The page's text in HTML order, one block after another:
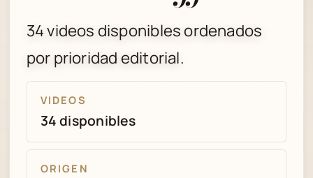
34 videos disponibles ordenados
por prioridad editorial.
VIDEOS
34 disponibles
ORIGEN